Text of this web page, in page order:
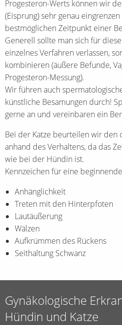
Progesteron-Werts können wir
(Eisprung) sehr genau
bestmöglichen Zeitpunkt einer
Generell sollte man sich für
einzelnes Verfahren verlassen,
kombinieren (äußere Befunde,
Progesteron-Messung).
Wir führen auch
künstliche Besamungen durch!
gerne an und vereinbaren ein
Bei der Katze beurteilen wir den
anhand des Verhaltens, da das
wie bei der Hündin ist.
Kennzeichen für eine
Anhänglichkeit
Treten mit den Hinterpfoten
Lautäußerung
Wälzen
Aufkrümmen des Rückens
Seithaltung Schwanz
Gynäkologische
Hündin und Katze